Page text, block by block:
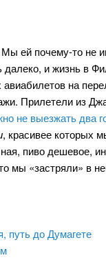
ей почему-то не
и жизнь в
авиабилетов на
Прилетели из
не выезжать два
, красивее которых
пиво дешевое,
мы «застряли» в
путь до Думагете